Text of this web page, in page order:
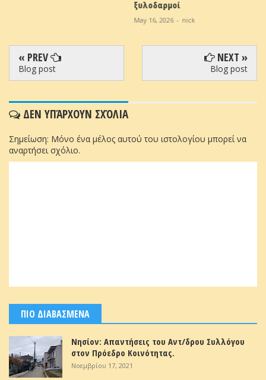
« PREV
Blog post
NEXT »
Blog post
ΔΕΝ ΥΠΆΡΧΟΥΝ ΣΧΌΛΙΑ
Σημείωση: Μόνο ένα μέλος αυτού του ιστολογίου μπορεί να
αναρτήσει σχόλιο.
ΠΙΟ ΔΙΑΒΑΣΜΕΝΑ
Νησίον: Απαντήσεις του Αντ/δρου Συλλόγου
στον Πρόεδρο Κοινότητας.
Νοεμβρίου 17, 2021